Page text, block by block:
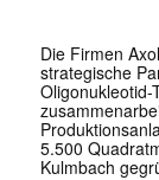
Die Firmen
strategische
5.500
Kulmbach